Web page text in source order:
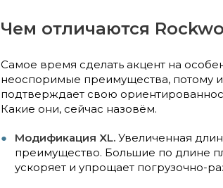
Чем отличаются
Самое время сделать акцент на
неоспоримые преимущества, потому
подтверждает свою
Какие они, сейчас назовём.
Модификация XL. Увеличенная
преимущество. Большие по длине
ускоряет и упрощает погрузочно-